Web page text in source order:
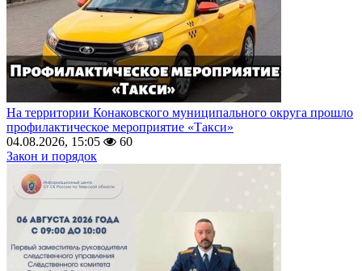
На территории Конаковского муниципального округа прошло
профилактическое мероприятие «Такси»
04.08.2026, 15:05
60
Закон и порядок